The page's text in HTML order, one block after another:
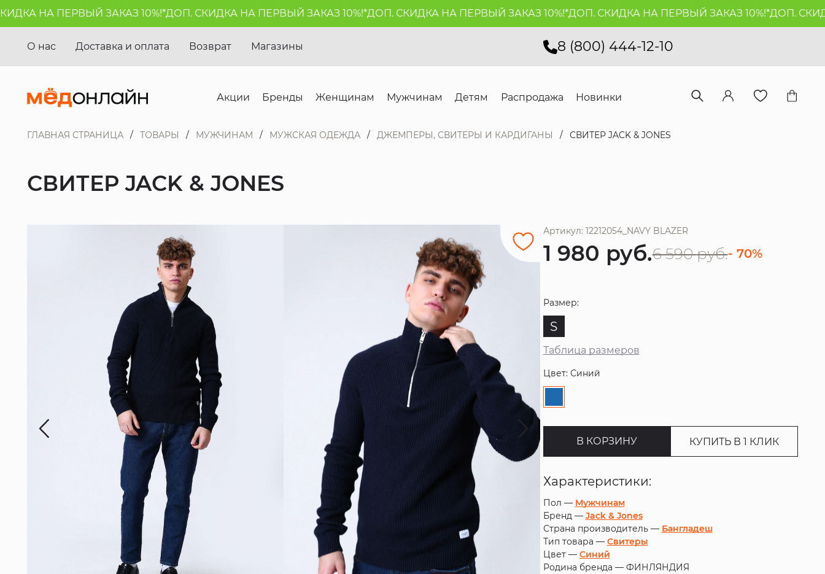
НА ПЕРВЫЙ ЗАКАЗ 10%!*ДОП. СКИДКА НА ПЕРВЫЙ ЗАКАЗ 10%!*ДОП. СКИДКА НА ПЕРВЫЙ ЗАКАЗ 10%!*ДОП. СКИДКА НА ПЕРВЫЙ ЗАКАЗ 10%!*ДОП. СКИДКА
8 (800) 444-12-10
О нас Доставка и оплата Возврат Магазины
Акции Бренды Женщинам Мужчинам Детям Распродажа Новинки
ГЛАВНАЯ СТРАНИЦА ТОВАРЫ МУЖЧИНАМ МУЖСКАЯ ОДЕЖДА ДЖЕМПЕРЫ, СВИТЕРЫ И КАРДИГАНЫ СВИТЕР JACK & JONES
СВИТЕР JACK & JONES
Артикул: 12212054_NAVY BLAZER
1 980 руб.6 590 руб.- 70%
Размер:
S
Таблица размеров
Цвет: Синий
В КОРЗИНУ КУПИТЬ В 1 КЛИК
Характеристики:
Пол — Мужчинам
Бренд — Jack & Jones
Страна производитель — Бангладеш
Тип товара — Свитеры
Цвет — Синий
Родина бренда — ФИНЛЯНДИЯ